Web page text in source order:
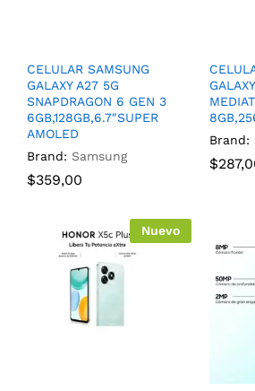
CELULAR SAMSUNG
GALAXY A27 5G
SNAPDRAGON 6 GEN 3
6GB,128GB,6.7″SUPER
AMOLED
Brand: Samsung
$359,00
Brand:
$
Nuevo